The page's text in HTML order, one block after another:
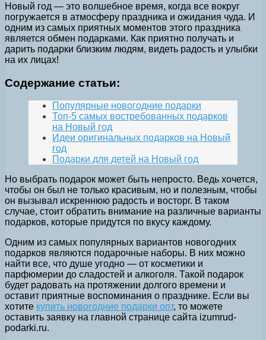
Новый год — это волшебное время, когда все вокруг
погружается в атмосферу праздника и ожидания чуда. И
одним из самых приятных моментов этого праздника
является обмен подарками. Как приятно получать и
дарить подарки близким людям, видеть радость и улыбки
на их лицах!
Содержание статьи:
Популярные новогодние подарки
Топ-5 самых востребованных подарков
на Новый год
Идеи оригинальных подарков на Новый
год
Подарки для детей на Новый год
Но выбрать подарок может быть непросто. Ведь хочется,
чтобы он был не только красивым, но и полезным, чтобы
он вызывал искреннюю радость и восторг. В таком
случае, стоит обратить внимание на различные варианты
подарков, которые придутся по вкусу каждому.
Одним из самых популярных вариантов новогодних
подарков являются подарочные наборы. В них можно
найти все, что душе угодно — от косметики и
парфюмерии до сладостей и алкоголя. Такой подарок
будет радовать на протяжении долгого времени и
оставит приятные воспоминания о празднике. Если вы
хотите купить новогодние подарки опт, то можете
оставить заявку на главной странице сайта izumrud-
podarki.ru.